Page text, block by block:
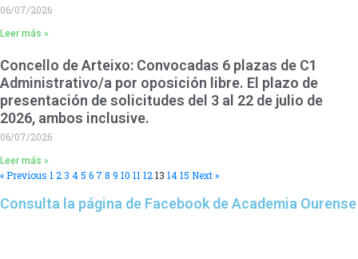
06/07/2026
Leer más »
Concello de Arteixo: Convocadas 6 plazas de C1
Administrativo/a por oposición libre. El plazo de
presentación de solicitudes del 3 al 22 de julio de
2026, ambos inclusive.
06/07/2026
Leer más »
« Previous 12 3 4 5 6 7 8 9 10 111213 1415 Next »
Consulta la página de Facebook de Academia Ourense